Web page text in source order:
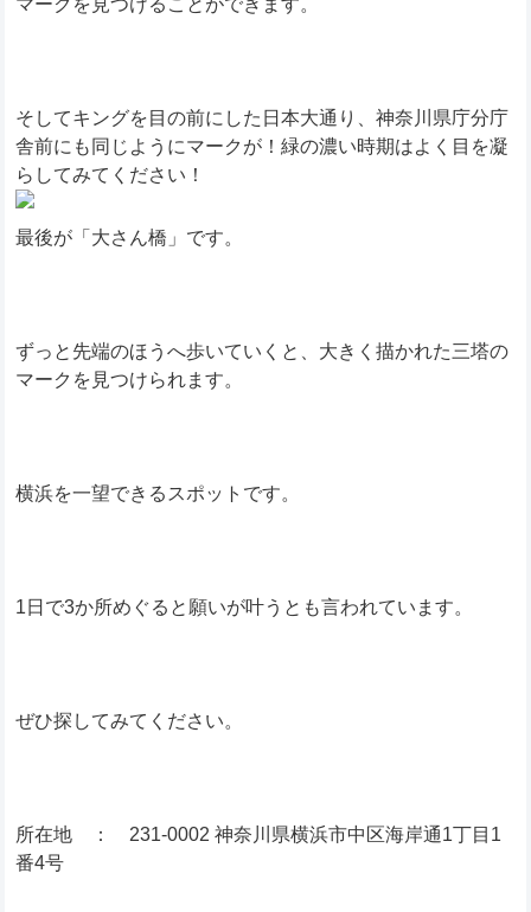
マークを見つけることができます。
そしてキングを目の前にした日本大通り、神奈川県庁分庁
舎前にも同じようにマークが！緑の濃い時期はよく目を凝
らしてみてください！
最後が「大さん橋」です。
ずっと先端のほうへ歩いていくと、大きく描かれた三塔の
マークを見つけられます。
横浜を一望できるスポットです。
1日で3か所めぐると願いが叶うとも言われています。
ぜひ探してみてください。
所在地 ： 231-0002 神奈川県横浜市中区海岸通1丁目1
番4号